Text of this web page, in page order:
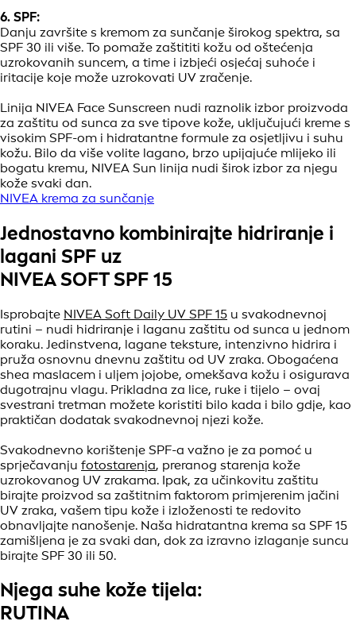
6. SPF:
Danju završite s kremom za sunčanje širokog spektra, sa
SPF 30 ili više. To pomaže zaštititi kožu od oštećenja
uzrokovanih suncem, a time i izbjeći osjećaj suhoće i
iritacije koje može uzrokovati UV zračenje.
Linija NIVEA Face Sunscreen nudi raznolik izbor proizvoda
za zaštitu od sunca za sve tipove kože, uključujući kreme s
visokim SPF-om i hidratantne formule za osjetljivu i suhu
kožu. Bilo da više volite lagano, brzo upijajuće mlijeko ili
bogatu kremu, NIVEA Sun linija nudi širok izbor za njegu
kože svaki dan.
NIVEA krema za sunčanje
Jednostavno kombinirajte hidriranje i
lagani SPF uz
NIVEA SOFT SPF 15
Isprobajte NIVEA Soft Daily UV SPF 15 u svakodnevnoj
rutini – nudi hidriranje i laganu zaštitu od sunca u jednom
koraku. Jedinstvena, lagane teksture, intenzivno hidrira i
pruža osnovnu dnevnu zaštitu od UV zraka. Obogaćena
shea maslacem i uljem jojobe, omekšava kožu i osigurava
dugotrajnu vlagu. Prikladna za lice, ruke i tijelo – ovaj
svestrani tretman možete koristiti bilo kada i bilo gdje, kao
praktičan dodatak svakodnevnoj njezi kože.
Svakodnevno korištenje SPF-a važno je za pomoć u
sprječavanju fotostarenja, preranog starenja kože
uzrokovanog UV zrakama. Ipak, za učinkovitu zaštitu
birajte proizvod sa zaštitnim faktorom primjerenim jačini
UV zraka, vašem tipu kože i izloženosti te redovito
obnavljajte nanošenje. Naša hidratantna krema sa SPF 15
zamišljena je za svaki dan, dok za izravno izlaganje suncu
birajte SPF 30 ili 50.
Njega suhe kože tijela:
RUTINA